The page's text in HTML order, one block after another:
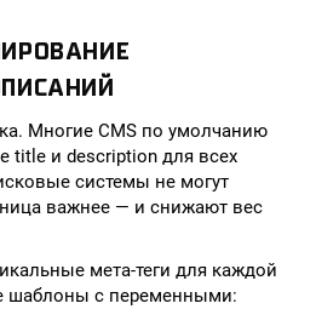
Многие CMS по умолчанию
title и description для всех
системы не могут
важнее — и снижают вес
мета-теги для каждой
шаблоны с переменными: